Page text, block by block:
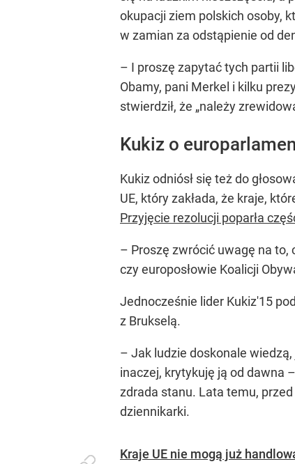
okupacji ziem polskich osoby,
w zamian za odstąpienie od
– I proszę zapytać tych partii
Obamy, pani Merkel i kilku
stwierdził, że „należy
Kukiz o
Kukiz odniósł się też do
UE, który zakłada, że kraje,
Przyjęcie rezolucji poparła
– Proszę zwrócić uwagę na to,
czy europosłowie Koalicji
Jednocześnie lider Kukiz'15
z Brukselą.
– Jak ludzie doskonale
inaczej, krytykuję ją od dawna
zdrada stanu. Lata temu,
dziennikarki.
Kraje UE nie mogą już